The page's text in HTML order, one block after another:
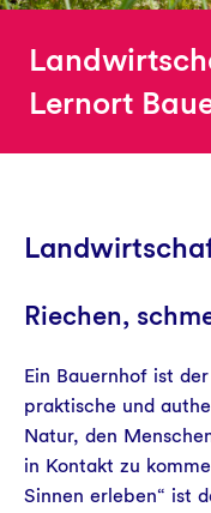
Lernort
Riechen,
Ein Bauernhof ist
praktische und
Natur, den
in Kontakt zu
Sinnen erleben“ ist